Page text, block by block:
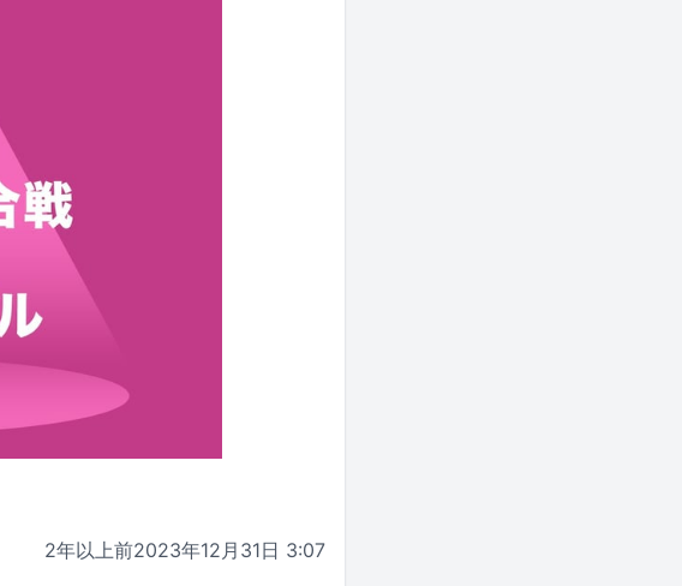
2年以上前2023年12月31日 3:07